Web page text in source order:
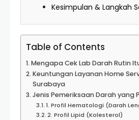
Kesimpulan & Langkah
Table of Contents
Mengapa Cek Lab Darah Rutin
Keuntungan Layanan Home
Surabaya
Jenis Pemeriksaan Darah yang
1. Profil Hematologi (Darah
2. Profil Lipid (Kolesterol)